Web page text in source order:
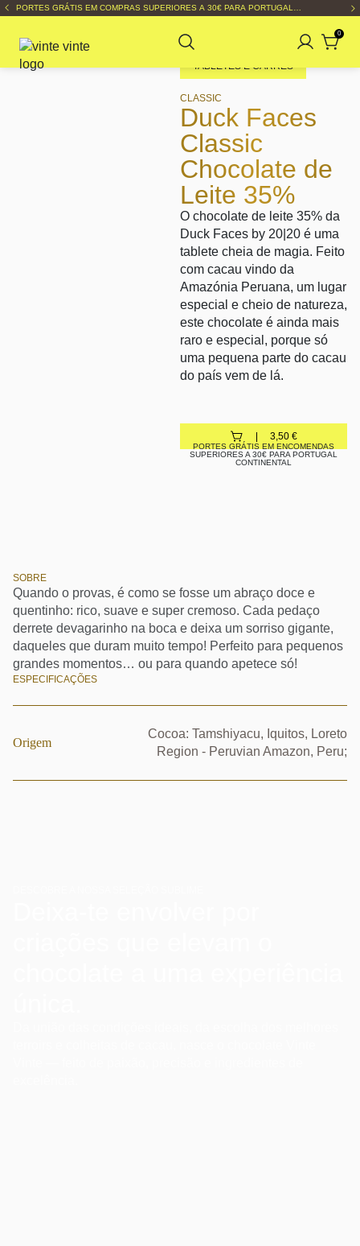
PORTES GRÁTIS EM COMPRAS SUPERIORES A 30€ PARA PORTUGAL
CONTINENTAL
0
TABLETES E CARRÉS
CLASSIC
Duck Faces
Classic
Chocolate de
Leite 35%
O chocolate de leite 35% da
Duck Faces by 20|20 é uma
tablete cheia de magia. Feito
com cacau vindo da
Amazónia Peruana, um lugar
especial e cheio de natureza,
este chocolate é ainda mais
raro e especial, porque só
uma pequena parte do cacau
do país vem de lá.
3,50 €
PORTES GRÁTIS EM ENCOMENDAS
SUPERIORES A 30€ PARA PORTUGAL
CONTINENTAL
SOBRE
Quando o provas, é como se fosse um abraço doce e
quentinho: rico, suave e super cremoso. Cada pedaço
derrete devagarinho na boca e deixa um sorriso gigante,
daqueles que duram muito tempo! Perfeito para pequenos
grandes momentos… ou para quando apetece só!
ESPECIFICAÇÕES
Origem
Cocoa: Tamshiyacu, Iquitos, Loreto
Region - Peruvian Amazon, Peru;